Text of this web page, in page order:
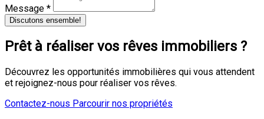
Message *
Discutons ensemble!
Prêt à réaliser vos rêves immobiliers ?
Découvrez les opportunités immobilières qui vous attendent
et rejoignez-nous pour réaliser vos rêves.
Contactez-nous Parcourir nos propriétés